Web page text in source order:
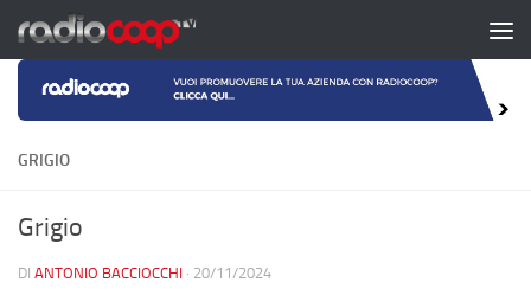
Salta al contenuto
GRIGIO
Grigio
DI ANTONIO BACCIOCCHI · 20/11/2024